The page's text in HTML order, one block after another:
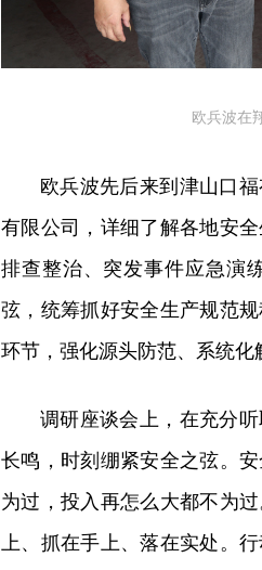
欧兵波在
欧兵波先后来到津山口
有限公司，详细了解各地安
排查整治、突发事件应急演
弦，统筹抓好安全生产规范
环节，强化源头防范、系统化
调研座谈会上，在充分
长鸣，时刻绷紧安全之弦。
为过，投入再怎么大都不为
上、抓在手上、落在实处。